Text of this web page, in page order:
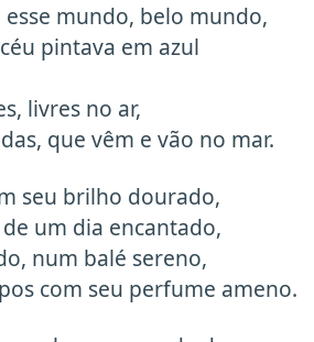
mundo, belo mundo,
pintava em azul
livres no ar,
que vêm e vão no mar.
seu brilho dourado,
um dia encantado,
num balé sereno,
com seu perfume ameno.